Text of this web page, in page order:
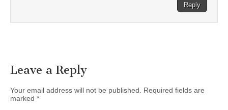
Reply
Leave a Reply
Your email address will not be published.
Required fields are
marked *